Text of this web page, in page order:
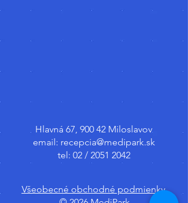
Hlavná 67, 900 42 Miloslavov
email: recepcia@medipark.sk
tel: 02 / 2051 2042
Všeobecné obchodné podmienky.